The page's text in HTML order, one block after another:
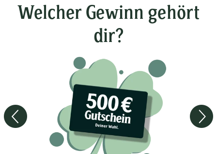
Welcher Gewinn gehört
dir?